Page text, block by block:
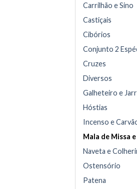
Carrilhão e Sino
Castiçais
Cibórios
Conjunto 2
Cruzes
Diversos
Galheteiro e
Hóstias
Incenso e
Mala de Missa
Naveta e
Ostensório
Patena